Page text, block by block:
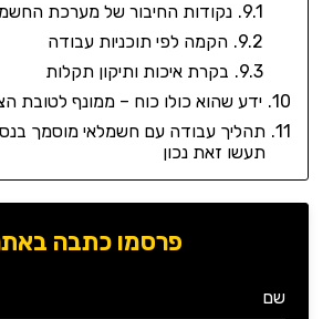
נקודות החיבור של מערכת
הקמה לפי תוכניות עבודה
בקרת איכות ותיקון תקלות
ידע שהוא כולו כוח – ממונף לטובת
תהליך עבודה עם חשמלאי מוסמך
תעשו זאת נכון
פרסמו כתבה